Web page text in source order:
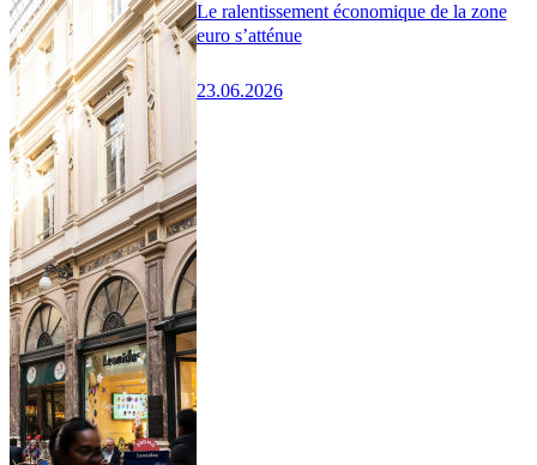
Le ralentissement économique de la zone
euro s’atténue
23.06.2026